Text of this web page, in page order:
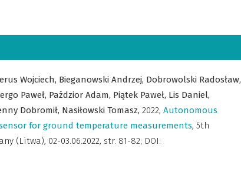
Wojciech, Bieganowski Andrzej, Dobrowolski Radosław,
Paweł, Paździor Adam, Piątek Paweł, Lis Daniel,
Dobromił, Nasiłowski Tomasz, 2022, Autonomous
for ground temperature measurements, 5th
(Litwa), 02-03.06.2022, str. 81-82; DOI: